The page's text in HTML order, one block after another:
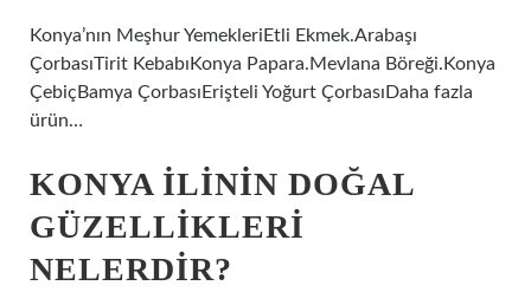
Konya’nın Meşhur YemekleriEtli Ekmek.Arabaşı
ÇorbasıTirit KebabıKonya Papara.Mevlana Böreği.Konya
ÇebiçBamya ÇorbasıErişteli Yoğurt ÇorbasıDaha fazla
ürün…
KONYA ILININ DOĞAL
GÜZELLIKLERI
NELERDIR?